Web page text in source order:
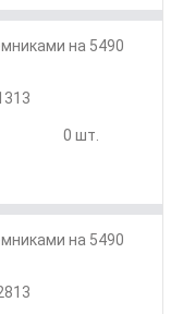
на 5490
0 шт.
на 5490